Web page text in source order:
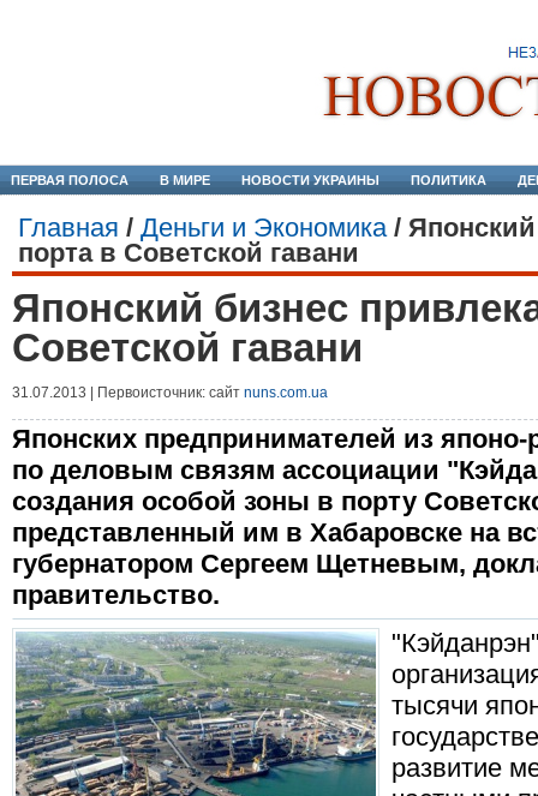
ПЕРВАЯ ПОЛОСА В МИРЕ НОВОСТИ УКРАИНЫ ПОЛИТИКА
Главная / Деньги и Экономика/ Японский
порта в Советской гавани
Японский бизнес
Советской гавани
31.07.2013 | Первоисточник: сайт nuns.com.ua
Японских предпринимателей из японо-
по деловым связям ассоциации
создания особой зоны в порту
представленный им в Хабаровске на
губернатором Сергеем Щетневым,
правительство.
тысячи
развитие